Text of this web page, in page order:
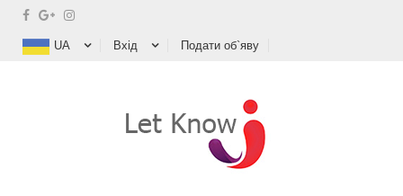
UA Вхід Подати об`яву